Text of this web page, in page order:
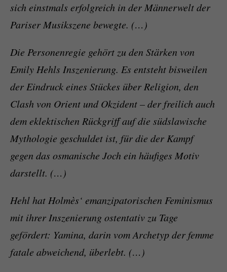
sich einstmals erfolgreich in der Männerwelt der
Pariser Musikszene bewegte. (…)
Die Personenregie gehört zu den Stärken von
Emily Hehls Inszenierung. Es entsteht bisweilen
der Eindruck eines Stückes über Religion, den
Clash von Orient und Okzident – der freilich auch
dem eklektischen Rückgriff auf die südslawische
Mythologie geschuldet ist, für die der Kampf
gegen das osmanische Joch ein häufiges Motiv
darstellt. (…)
Hehl hat Holmès‘ emanzipatorischen Feminismus
mit ihrer Inszenierung ostentativ zu Tage
gefördert: Yamina, darin vom Archetyp der femme
fatale abweichend, überlebt. (…)